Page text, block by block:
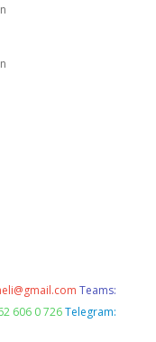
Teams:
606 0 726 Telegram: